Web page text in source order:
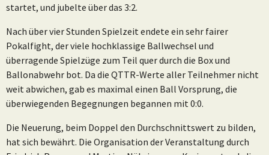
startet, und jubelte über das 3:2.
Nach über vier Stunden Spielzeit endete ein sehr fairer
Pokalfight, der viele hochklassige Ballwechsel und
überragende Spielzüge zum Teil quer durch die Box und
Ballonabwehr bot. Da die QTTR-Werte aller Teilnehmer nicht
weit abwichen, gab es maximal einen Ball Vorsprung, die
überwiegenden Begegnungen begannen mit 0:0.
Die Neuerung, beim Doppel den Durchschnittswert zu bilden,
hat sich bewährt. Die Organisation der Veranstaltung durch